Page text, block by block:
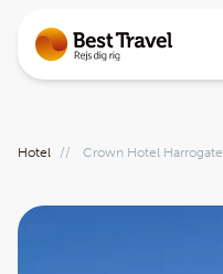
Hotel // Crown Hotel Harrogate